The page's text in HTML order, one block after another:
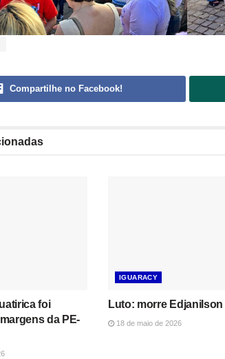
Compartilhe no Facebook!
foi
da PE-
IGUARACY
Luto: morre Edjanilson
18 de maio de 2026